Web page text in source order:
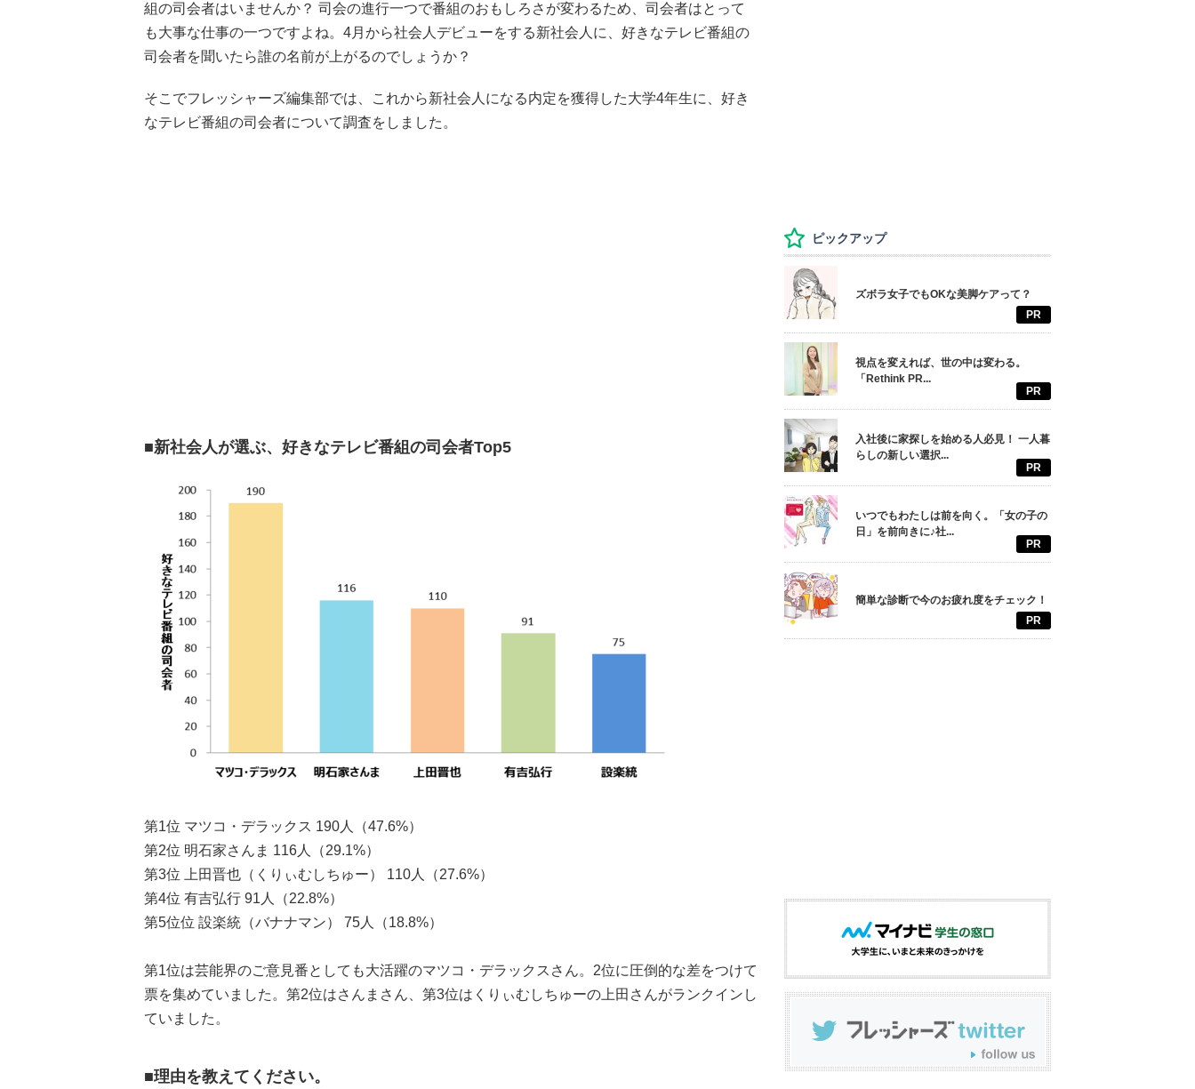
組の司会者はいませんか？ 司会の進行一つで番組のおもしろさが変わるため、司会者はとって
も大事な仕事の一つですよね。4月から社会人デビューをする新社会人に、好きなテレビ番組の
司会者を聞いたら誰の名前が上がるのでしょうか？
そこでフレッシャーズ編集部では、これから新社会人になる内定を獲得した大学4年生に、好き
なテレビ番組の司会者について調査をしました。
■新社会人が選ぶ、好きなテレビ番組の司会者Top5
第1位 マツコ・デラックス 190人（47.6%）
第2位 明石家さんま 116人（29.1%）
第3位 上田晋也（くりぃむしちゅー） 110人（27.6%）
第4位 有吉弘行 91人（22.8%）
第5位位 設楽統（バナナマン） 75人（18.8%）
第1位は芸能界のご意見番としても大活躍のマツコ・デラックスさん。2位に圧倒的な差をつけて
票を集めていました。第2位はさんまさん、第3位はくりぃむしちゅーの上田さんがランクインし
ていました。
■理由を教えてください。
ピックアップ
ズボラ女子でもOKな美脚ケアって？
PR
視点を変えれば、世の中は変わる。
「Rethink PR...
PR
入社後に家探しを始める人必見！ 一人暮
らしの新しい選択...
PR
いつでもわたしは前を向く。「女の子の
日」を前向きに♪社...
PR
簡単な診断で今のお疲れ度をチェック！
PR